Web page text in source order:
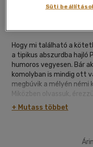
Hogy mi található a
a tipikus abszurdba hajló
humoros vegyesen. Bár
komolyban is mindig ott
megbúvik a mélyén némi
Miközben olvassuk,
és Heltai Jenő, tehát a
Jaroslav Hasek és
+ Mutass többet
Süti